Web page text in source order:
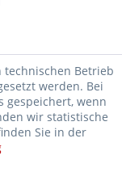
technischen Betrieb
werden. Bei
gespeichert, wenn
wir statistische
Sie in der